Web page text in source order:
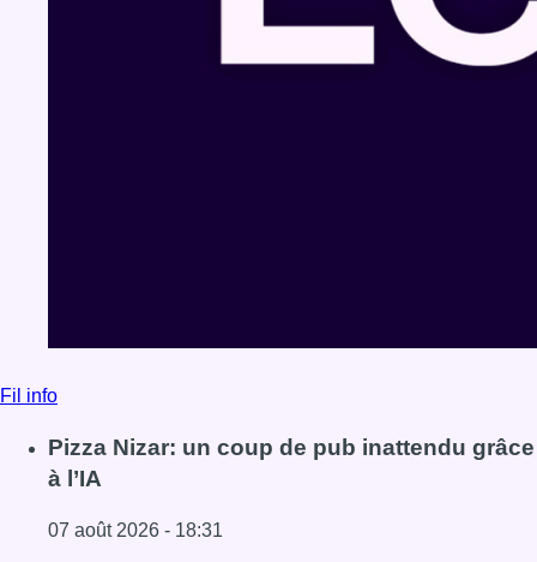
Fil info
Pizza Nizar: un coup de pub inattendu grâce
à l’IA
07 août 2026 - 18:31